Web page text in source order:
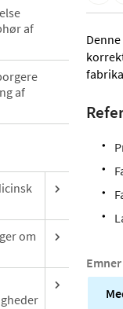
af
af
om
Emner